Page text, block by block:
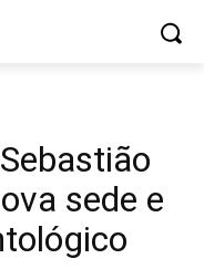
sede e